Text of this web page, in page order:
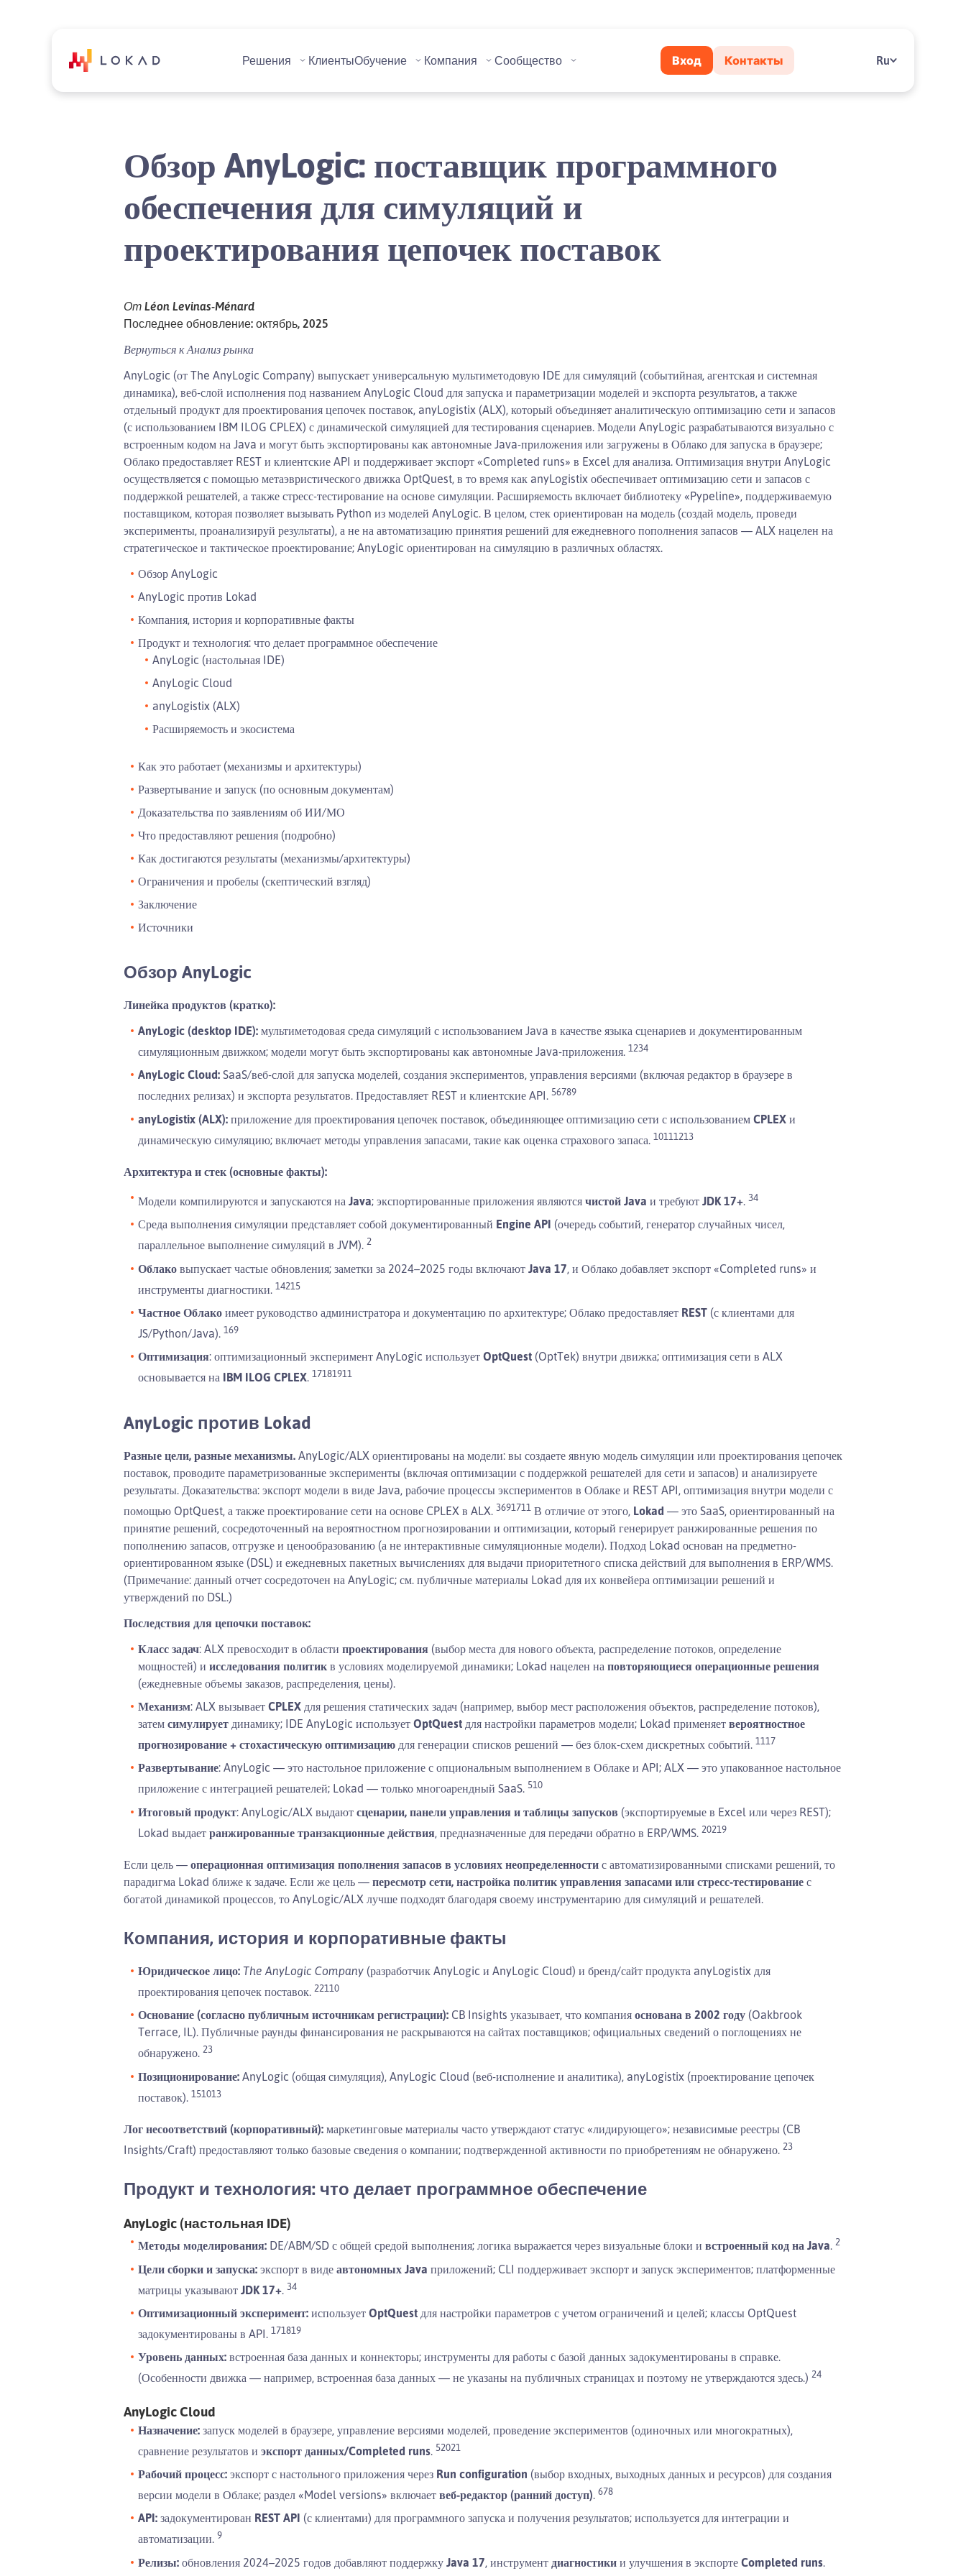
Решения КлиентыОбучение Компания Сообщество Вход Контакты Ru
Обзор AnyLogic: поставщик программного
обеспечения для симуляций и
проектирования цепочек поставок
От Léon Levinas-Ménard
Последнее обновление: октябрь, 2025
Вернуться кАнализ рынка
AnyLogic (от The AnyLogic Company) выпускает универсальную мультиметодовую IDE для симуляций (событийная, агентская и системная
динамика), веб-слой исполнения под названием AnyLogic Cloud для запуска и параметризации моделей и экспорта результатов, а также
отдельный продукт для проектирования цепочек поставок, anyLogistix (ALX), который объединяет аналитическую оптимизацию сети и запасов
(с использованием IBM ILOG CPLEX) с динамической симуляцией для тестирования сценариев. Модели AnyLogic разрабатываются визуально с
встроенным кодом на Java и могут быть экспортированы как автономные Java-приложения или загружены в Облако для запуска в браузере;
Облако предоставляет REST и клиентские API и поддерживает экспорт «Completed runs» в Excel для анализа. Оптимизация внутри AnyLogic
осуществляется с помощью метаэвристического движка OptQuest, в то время как anyLogistix обеспечивает оптимизацию сети и запасов с
поддержкой решателей, а также стресс-тестирование на основе симуляции. Расширяемость включает библиотеку «Pypeline», поддерживаемую
поставщиком, которая позволяет вызывать Python из моделей AnyLogic. В целом, стек ориентирован на модель (создай модель, проведи
эксперименты, проанализируй результаты), а не на автоматизацию принятия решений для ежедневного пополнения запасов — ALX нацелен на
стратегическое и тактическое проектирование; AnyLogic ориентирован на симуляцию в различных областях.
Обзор AnyLogic
AnyLogic против Lokad
Компания, история и корпоративные факты
Продукт и технология: что делает программное обеспечение
AnyLogic (настольная IDE)
AnyLogic Cloud
anyLogistix (ALX)
Расширяемость и экосистема
Как это работает (механизмы и архитектуры)
Развертывание и запуск (по основным документам)
Доказательства по заявлениям об ИИ/МО
Что предоставляют решения (подробно)
Как достигаются результаты (механизмы/архитектуры)
Ограничения и пробелы (скептический взгляд)
Заключение
Источники
Обзор AnyLogic
Линейка продуктов (кратко):
AnyLogic (desktop IDE): мультиметодовая среда симуляций с использованием Java в качестве языка сценариев и документированным
симуляционным движком; модели могут быть экспортированы как автономные Java-приложения. 1234
AnyLogic Cloud: SaaS/веб-слой для запуска моделей, создания экспериментов, управления версиями (включая редактор в браузере в
последних релизах) и экспорта результатов. Предоставляет REST и клиентские API. 56789
anyLogistix (ALX): приложение для проектирования цепочек поставок, объединяющее оптимизацию сети с использованием CPLEX и
динамическую симуляцию; включает методы управления запасами, такие как оценка страхового запаса. 10111213
Архитектура и стек (основные факты):
Модели компилируются и запускаются на Java; экспортированные приложения являются чистой Java и требуют JDK 17+. 34
Среда выполнения симуляции представляет собой документированный Engine API (очередь событий, генератор случайных чисел,
параллельное выполнение симуляций в JVM). 2
Облако выпускает частые обновления; заметки за 2024–2025 годы включают Java 17, и Облако добавляет экспорт «Completed runs» и
инструменты диагностики. 14215
Частное Облако имеет руководство администратора и документацию по архитектуре; Облако предоставляет REST (с клиентами для
JS/Python/Java). 169
Оптимизация: оптимизационный эксперимент AnyLogic использует OptQuest (OptTek) внутри движка; оптимизация сети в ALX
основывается на IBM ILOG CPLEX. 17181911
AnyLogic против Lokad
Разные цели, разные механизмы. AnyLogic/ALX ориентированы на модели: вы создаете явную модель симуляции или проектирования цепочек
поставок, проводите параметризованные эксперименты (включая оптимизации с поддержкой решателей для сети и запасов) и анализируете
результаты. Доказательства: экспорт модели в виде Java, рабочие процессы экспериментов в Облаке и REST API, оптимизация внутри модели с
помощью OptQuest, а также проектирование сети на основе CPLEX в ALX. 3691711 В отличие от этого, Lokad — это SaaS, ориентированный на
принятие решений, сосредоточенный на вероятностном прогнозировании и оптимизации, который генерирует ранжированные решения по
пополнению запасов, отгрузке и ценообразованию (а не интерактивные симуляционные модели). Подход Lokad основан на предметно-
ориентированном языке (DSL) и ежедневных пакетных вычислениях для выдачи приоритетного списка действий для выполнения в ERP/WMS.
(Примечание: данный отчет сосредоточен на AnyLogic; см. публичные материалы Lokad для их конвейера оптимизации решений и
утверждений по DSL.)
Последствия для цепочки поставок:
Класс задач: ALX превосходит в области проектирования (выбор места для нового объекта, распределение потоков, определение
мощностей) и исследования политик в условиях моделируемой динамики; Lokad нацелен на повторяющиеся операционные решения
(ежедневные объемы заказов, распределения, цены).
Механизм: ALX вызывает CPLEX для решения статических задач (например, выбор мест расположения объектов, распределение потоков),
затем симулирует динамику; IDE AnyLogic использует OptQuest для настройки параметров модели; Lokad применяет вероятностное
прогнозирование + стохастическую оптимизацию для генерации списков решений — без блок-схем дискретных событий. 1117
Развертывание: AnyLogic — это настольное приложение с опциональным выполнением в Облаке и API; ALX — это упакованное настольное
приложение с интеграцией решателей; Lokad — только многоарендный SaaS. 510
Итоговый продукт: AnyLogic/ALX выдают сценарии, панели управления и таблицы запусков (экспортируемые в Excel или через REST);
Lokad выдает ранжированные транзакционные действия, предназначенные для передачи обратно в ERP/WMS. 20219
Если цель — операционная оптимизация пополнения запасов в условиях неопределенности с автоматизированными списками решений, то
парадигма Lokad ближе к задаче. Если же цель — пересмотр сети, настройка политик управления запасами или стресс-тестирование с
богатой динамикой процессов, то AnyLogic/ALX лучше подходят благодаря своему инструментарию для симуляций и решателей.
Компания, история и корпоративные факты
Юридическое лицо: The AnyLogic Company (разработчик AnyLogic и AnyLogic Cloud) и бренд/сайт продукта anyLogistix для
проектирования цепочек поставок. 22110
Основание (согласно публичным источникам регистрации): CB Insights указывает, что компания основана в 2002 году (Oakbrook
Terrace, IL). Публичные раунды финансирования не раскрываются на сайтах поставщиков; официальных сведений о поглощениях не
обнаружено. 23
Позиционирование: AnyLogic (общая симуляция), AnyLogic Cloud (веб-исполнение и аналитика), anyLogistix (проектирование цепочек
поставок). 151013
Лог несоответствий (корпоративный): маркетинговые материалы часто утверждают статус «лидирующего»; независимые реестры (CB
Insights/Craft) предоставляют только базовые сведения о компании; подтвержденной активности по приобретениям не обнаружено. 23
Продукт и технология: что делает программное обеспечение
AnyLogic (настольная IDE)
Методы моделирования: DE/ABM/SD с общей средой выполнения; логика выражается через визуальные блоки и встроенный код на Java. 2
Цели сборки и запуска: экспорт в виде автономных Java приложений; CLI поддерживает экспорт и запуск экспериментов; платформенные
матрицы указывают JDK 17+. 34
Оптимизационный эксперимент: использует OptQuest для настройки параметров с учетом ограничений и целей; классы OptQuest
задокументированы в API. 171819
Уровень данных: встроенная база данных и коннекторы; инструменты для работы с базой данных задокументированы в справке.
(Особенности движка — например, встроенная база данных — не указаны на публичных страницах и поэтому не утверждаются здесь.) 24
AnyLogic Cloud
Назначение: запуск моделей в браузере, управление версиями моделей, проведение экспериментов (одиночных или многократных),
сравнение результатов и экспорт данных/Completed runs. 52021
Рабочий процесс: экспорт с настольного приложения через Run configuration (выбор входных, выходных данных и ресурсов) для создания
версии модели в Облаке; раздел «Model versions» включает веб-редактор (ранний доступ). 678
API: задокументирован REST API (с клиентами) для программного запуска и получения результатов; используется для интеграции и
автоматизации. 9
Релизы: обновления 2024–2025 годов добавляют поддержку Java 17, инструмент диагностики и улучшения в экспорте Completed runs.